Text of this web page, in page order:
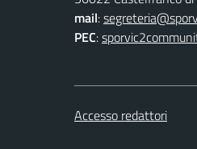
mail:
PEC:
Accesso redattori